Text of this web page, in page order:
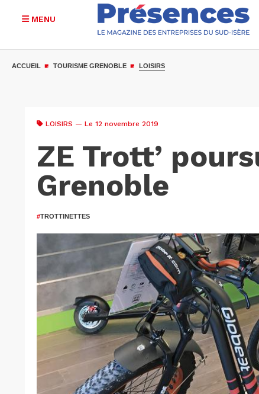
MENU
ACCUEIL TOURISME GRENOBLE LOISIRS
LOISIRS — Le 12 novembre 2019
ZE Trott’
Grenoble
#TROTTINETTES